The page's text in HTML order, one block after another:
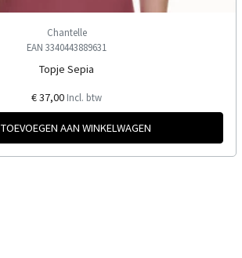
Chantelle
EAN 3340443889631
Topje Sepia
€ 37,00 Incl. btw
TOEVOEGEN AAN WINKELWAGEN